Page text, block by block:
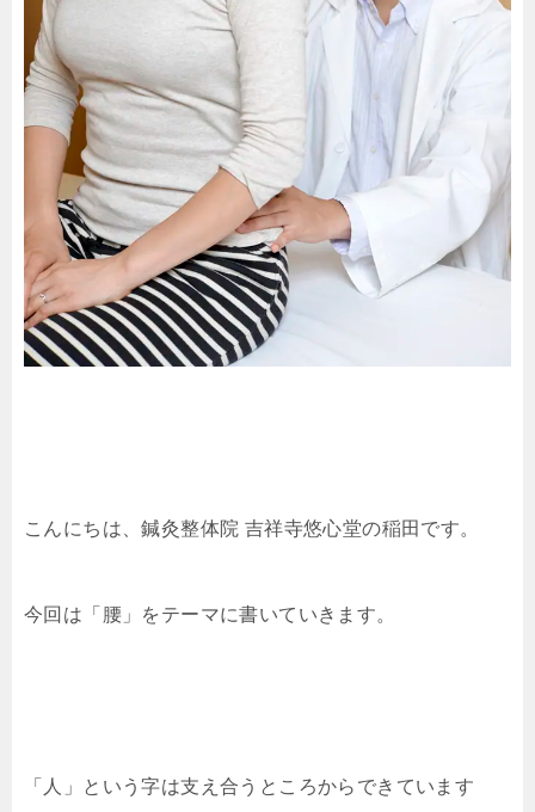
こんにちは、鍼灸整体院 吉祥寺悠心堂の稲田です。
今回は「腰」をテーマに書いていきます。
「人」という字は支え合うところからできています